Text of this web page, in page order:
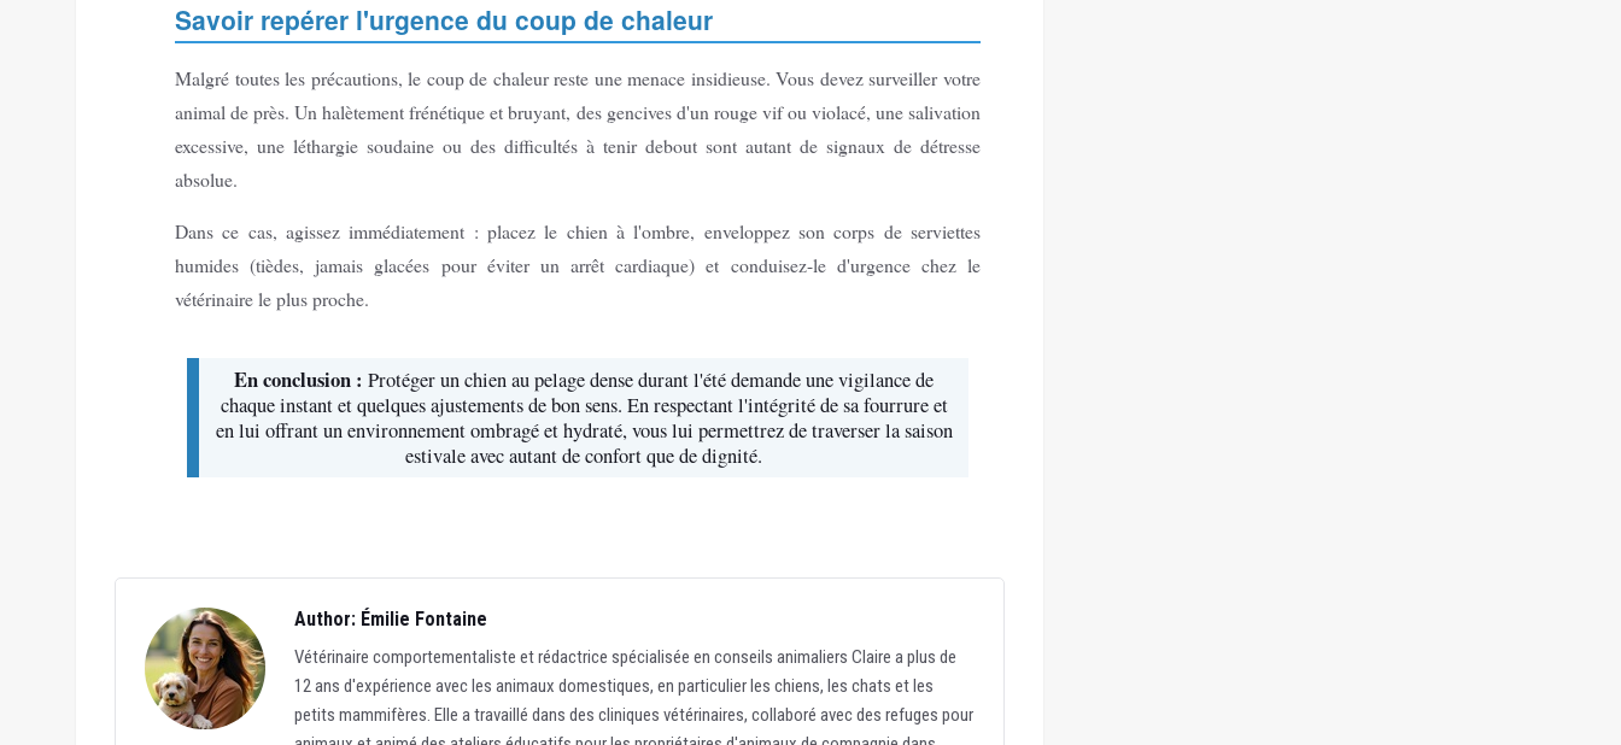
Savoir repérer l'urgence du coup de chaleur
Malgré toutes les précautions, le coup de chaleur reste une menace insidieuse. Vous devez surveiller votre
animal de près. Un halètement frénétique et bruyant, des gencives d'un rouge vif ou violacé, une salivation
excessive, une léthargie soudaine ou des difficultés à tenir debout sont autant de signaux de détresse
absolue.
Dans ce cas, agissez immédiatement : placez le chien à l'ombre, enveloppez son corps de serviettes
humides (tièdes, jamais glacées pour éviter un arrêt cardiaque) et conduisez-le d'urgence chez le
vétérinaire le plus proche.
En conclusion : Protéger un chien au pelage dense durant l'été demande une vigilance de
chaque instant et quelques ajustements de bon sens. En respectant l'intégrité de sa fourrure et
en lui offrant un environnement ombragé et hydraté, vous lui permettrez de traverser la saison
estivale avec autant de confort que de dignité.
Author: Émilie Fontaine
Vétérinaire comportementaliste et rédactrice spécialisée en conseils animaliers Claire a plus de
12 ans d'expérience avec les animaux domestiques, en particulier les chiens, les chats et les
petits mammifères. Elle a travaillé dans des cliniques vétérinaires, collaboré avec des refuges pour